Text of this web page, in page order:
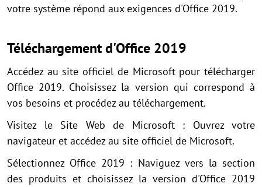
votre système répond aux exigences d'Office 2019.
Téléchargement d'Office 2019
Accédez au site officiel de Microsoft pour télécharger
Office 2019. Choisissez la version qui correspond à
vos besoins et procédez au téléchargement.
Visitez le Site Web de Microsoft : Ouvrez votre
navigateur et accédez au site officiel de Microsoft.
Sélectionnez Office 2019 : Naviguez vers la section
des produits et choisissez la version d'Office 2019